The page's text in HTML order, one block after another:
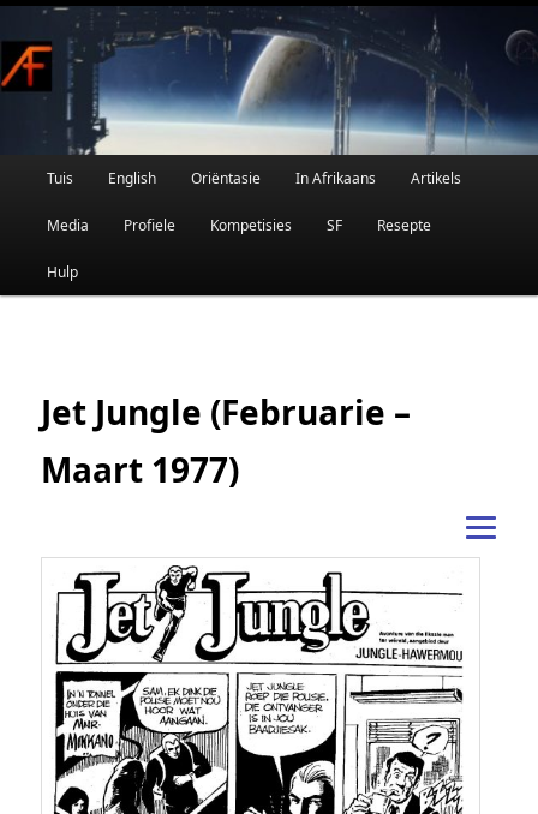
Skip
to
primary
content
Afrikaanse Wetenskapfiksie en Fantasie
Main
Tuis English Oriëntasie In Afrikaans Artikels
Media Profiele Kompetisies SF Resepte
Hulp
Jet Jungle (Februarie –
Maart 1977)